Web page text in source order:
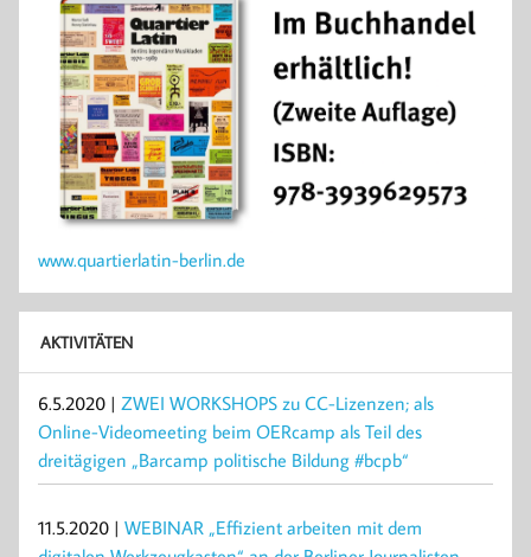
www.quartierlatin-berlin.de
AKTIVITÄTEN
6.5.2020 | ZWEI WORKSHOPS zu CC-Lizenzen; als
Online-Videomeeting beim OERcamp als Teil des
dreitägigen „Barcamp politische Bildung #bcpb“
11.5.2020 | WEBINAR „Effizient arbeiten mit dem